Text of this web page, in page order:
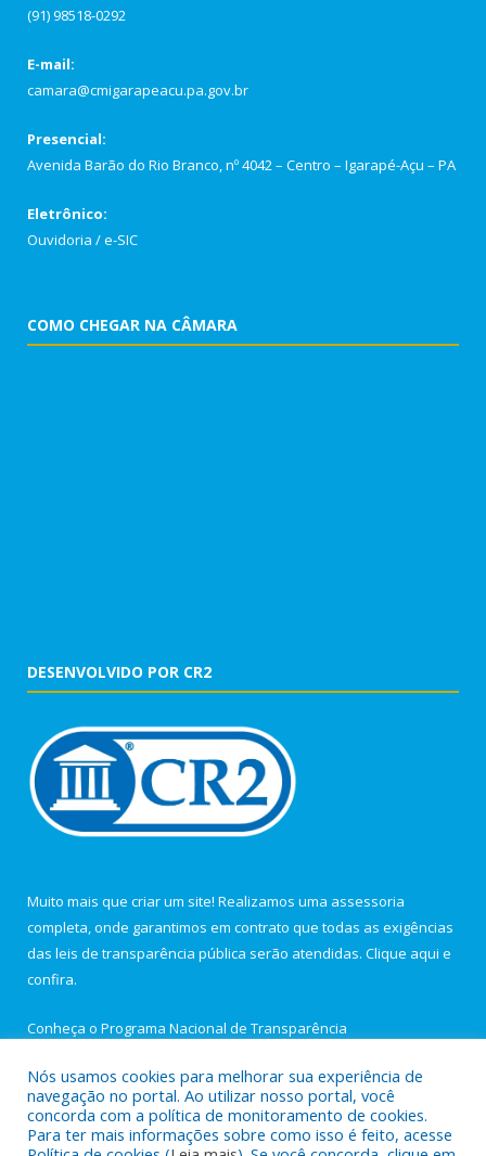
(91) 98518-0292
E-mail:
camara@cmigarapeacu.pa.gov.br
Presencial:
Avenida Barão do Rio Branco, nº 4042 – Centro – Igarapé-Açu – PA
Eletrônico:
Ouvidoria /e-SIC
COMO CHEGAR NA CÂMARA
DESENVOLVIDO POR CR2
Muito mais que criar um site! Realizamos uma assessoria
completa, onde garantimos em contrato que todas as exigências
das leis de transparência pública serão atendidas. Clique aqui e
confira.
Conheça o Programa Nacional de Transparência
Todos os direitos reservados a Câmara Municipal de Igarapé-
Nós usamos cookies para melhorar sua experiência de
navegação no portal. Ao utilizar nosso portal, você
concorda com a política de monitoramento de cookies.
Para ter mais informações sobre como isso é feito, acesse